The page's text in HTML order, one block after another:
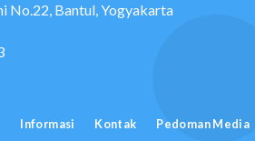
No.22, Bantul, Yogyakarta
Informasi Kontak Pedoman Media